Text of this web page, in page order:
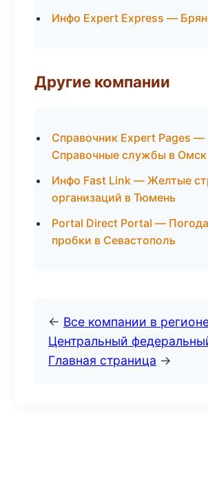
Инфо Expert Express —
Другие компании
Справочник Expert Pages —
Справочные службы в Омск
Инфо Fast Link — Желтые
организаций в Тюмень
Portal Direct Portal —
пробки в Севастополь
← Все компании в
Центральный
Главная страница →